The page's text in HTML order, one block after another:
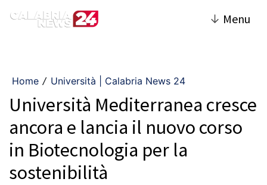
↓ Menu
Home / Università | Calabria News 24
Università Mediterranea cresce
ancora e lancia il nuovo corso
in Biotecnologia per la
sostenibilità